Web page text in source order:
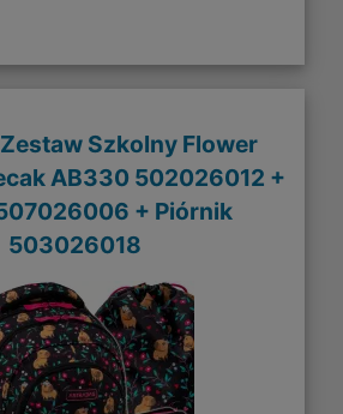
Szkolny Flower
AB330 502026012 +
+ Piórnik
503026018